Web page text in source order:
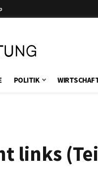
POLITIK
links